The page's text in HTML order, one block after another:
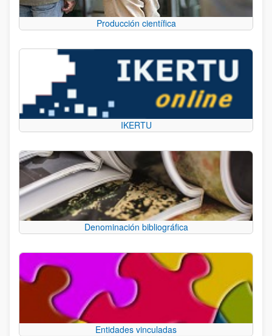
Producción científica
IKERTU
Denominación bibliográfica
Entidades vinculadas